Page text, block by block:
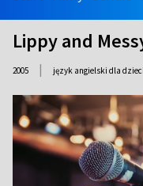
Lippy and
2005 | język angielski dla dzieci